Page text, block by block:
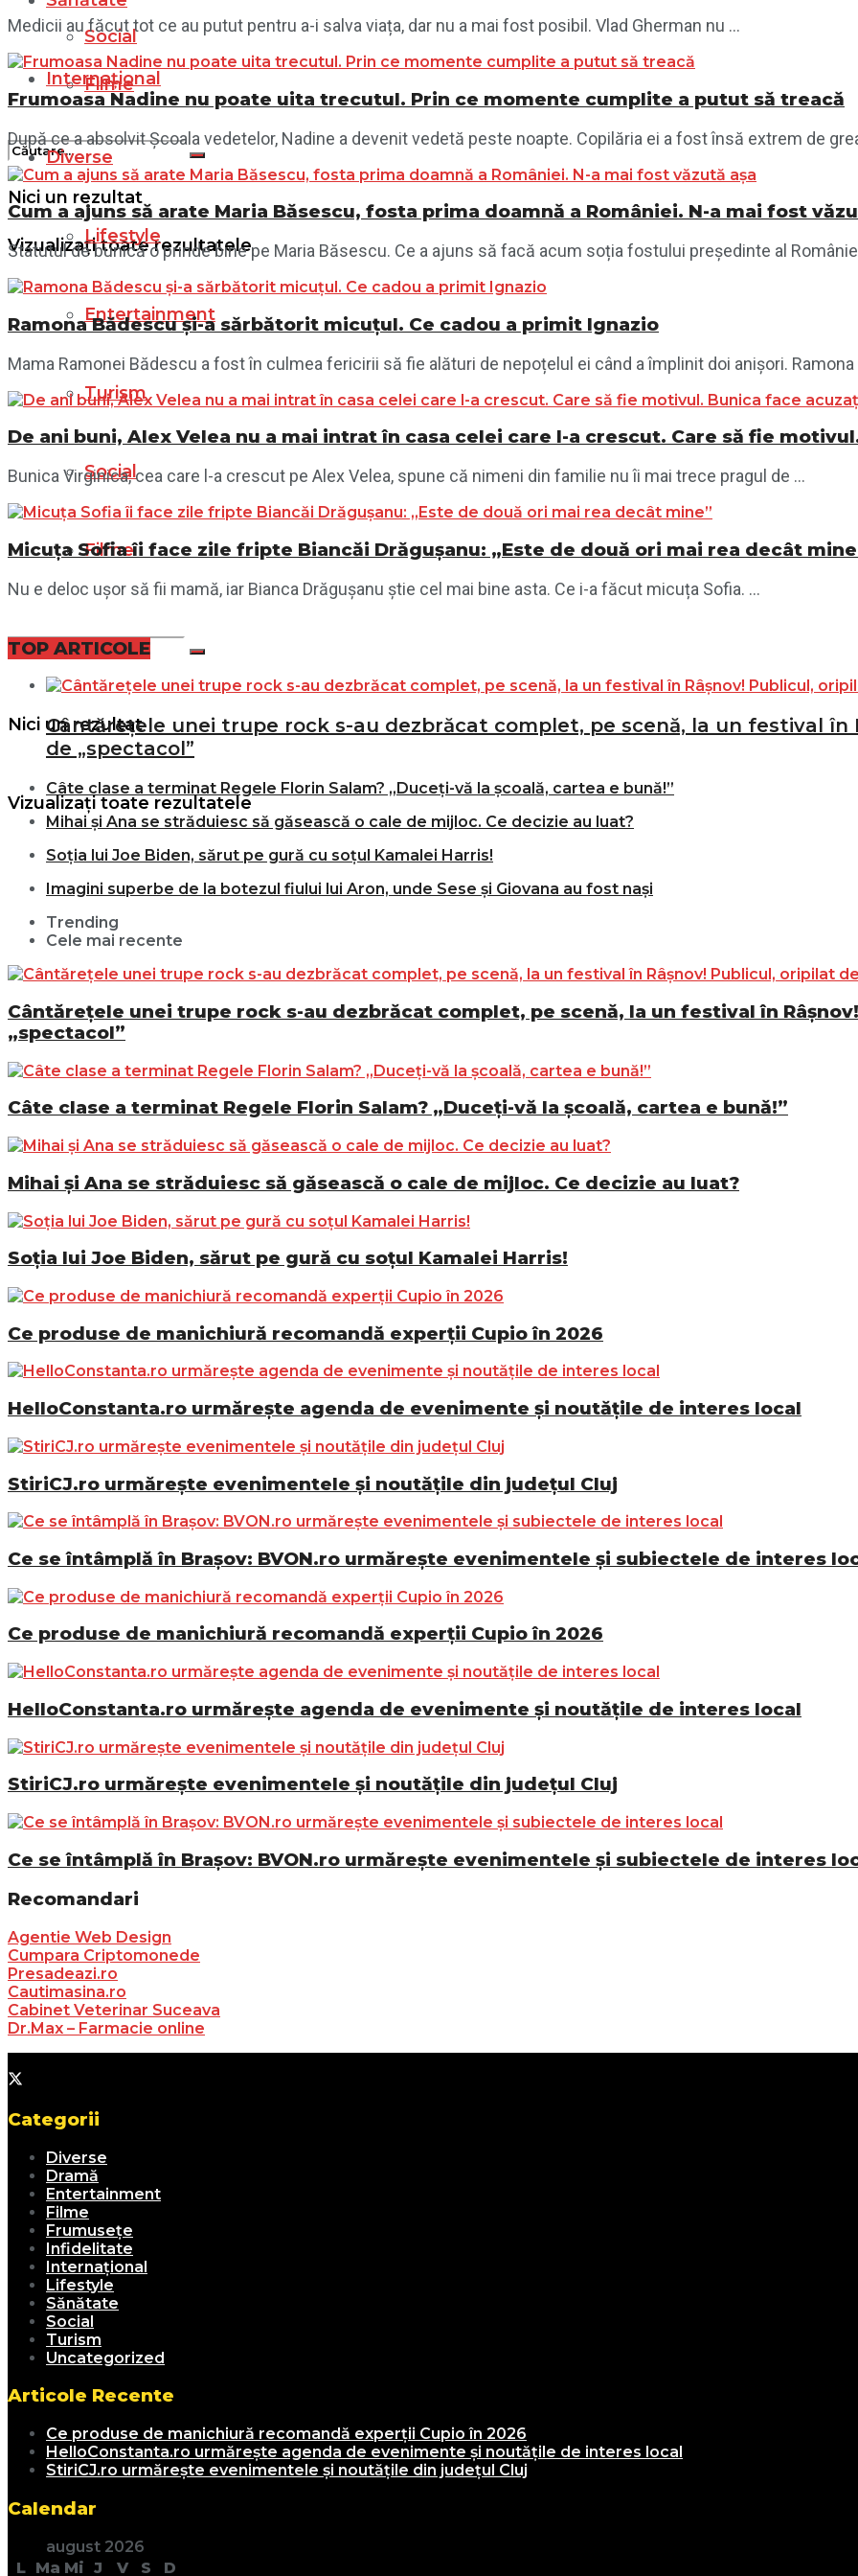
Social
Filme
Nici un rezultat
Vizualizați toate rezultatele
Internațional
Diverse
Lifestyle
Entertainment
Turism
Social
Filme
Nici un rezultat
Vizualizați toate rezultatele
Medicii au făcut tot ce au putut pentru a-i salva viața, dar nu a mai fost posibil. Vlad Gherman nu ...
Frumoasa Nadine nu poate uita trecutul. Prin ce momente cumplite a putut să treacă
După ce a absolvit Școala vedetelor, Nadine a devenit vedetă peste noapte. Copilăria ei a fost însă extrem de
Cum a ajuns să arate Maria Băsescu, fosta prima doamnă a României. N-a mai fost
Statutul de bunică o prinde bine pe Maria Băsescu. Ce a ajuns să facă acum soția fostului președinte al
Ramona Bădescu și-a sărbătorit micuțul. Ce cadou a primit Ignazio
Mama Ramonei Bădescu a fost în culmea fericirii să fie alături de nepoțelul ei când a împlinit doi anișori. Ramona
De ani buni, Alex Velea nu a mai intrat în casa celei care l-a crescut. Care să fie
Bunica Virginica, cea care l-a crescut pe Alex Velea, spune că nimeni din familie nu îi mai trece pragul de ...
Micuța Sofia îi face zile fripte Biancăi Drăgușanu: „Este de două ori mai rea decât
Nu e deloc ușor să fii mamă, iar Bianca Drăgușanu știe cel mai bine asta. Ce i-a făcut micuța Sofia. ...
TOP ARTICOLE
Cântărețele unei trupe rock s-au dezbrăcat complet, pe scenă, la un festival în
de „spectacol”
Câte clase a terminat Regele Florin Salam? „Duceți-vă la școală, cartea e bună!”
Mihai și Ana se străduiesc să găsească o cale de mijloc. Ce decizie au luat?
Soția lui Joe Biden, sărut pe gură cu soțul Kamalei Harris!
Imagini superbe de la botezul fiului lui Aron, unde Sese și Giovana au fost nași
Trending
Cele mai recente
Cântărețele unei trupe rock s-au dezbrăcat complet, pe scenă, la un festival în
„spectacol”
Câte clase a terminat Regele Florin Salam? „Duceți-vă la școală, cartea e bună!”
Mihai și Ana se străduiesc să găsească o cale de mijloc. Ce decizie au luat?
Soția lui Joe Biden, sărut pe gură cu soțul Kamalei Harris!
Ce produse de manichiură recomandă experții Cupio în 2026
HelloConstanta.ro urmărește agenda de evenimente și noutățile de interes local
StiriCJ.ro urmărește evenimentele și noutățile din județul Cluj
Ce se întâmplă în Brașov: BVON.ro urmărește evenimentele și subiectele de interes
Ce produse de manichiură recomandă experții Cupio în 2026
HelloConstanta.ro urmărește agenda de evenimente și noutățile de interes local
StiriCJ.ro urmărește evenimentele și noutățile din județul Cluj
Ce se întâmplă în Brașov: BVON.ro urmărește evenimentele și subiectele de interes
Recomandari
Agentie Web Design
Cumpara Criptomonede
Presadeazi.ro
Cautimasina.ro
Cabinet Veterinar Suceava
Dr.Max – Farmacie online
Categorii
Diverse
Dramă
Entertainment
Filme
Frumusețe
Infidelitate
Internațional
Lifestyle
Sănătate
Social
Turism
Uncategorized
Articole Recente
Ce produse de manichiură recomandă experții Cupio în 2026
HelloConstanta.ro urmărește agenda de evenimente și noutățile de interes local
StiriCJ.ro urmărește evenimentele și noutățile din județul Cluj
Calendar
august 2026
L Ma Mi J V S D